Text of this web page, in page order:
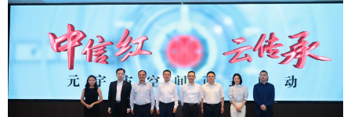
娱乐 时尚
公益 一带一路 亚太网 上市公司
文化产业